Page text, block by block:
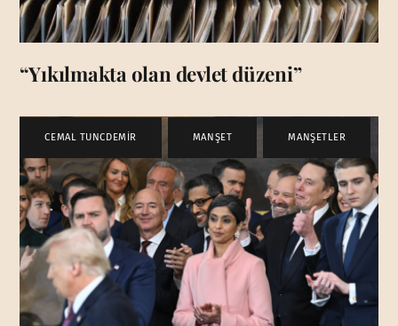
“Yıkılmakta olan devlet düzeni”
CEMAL TUNCDEMİR MANŞET MANŞETLER